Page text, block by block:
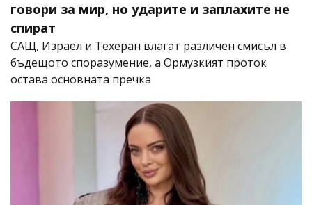
говори за мир, но ударите и заплахите не
спират
САЩ, Израел и Техеран влагат различен смисъл в
бъдещото споразумение, а Ормузкият проток
остава основната пречка